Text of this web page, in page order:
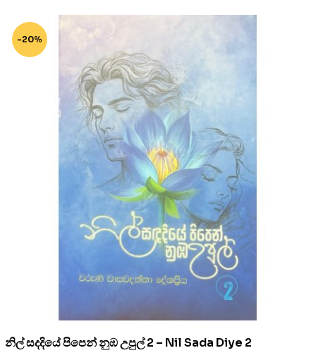
-20%
නිල් සදදියේ පිපෙන් නුඹ උපුල් 2 – Nil Sada Diye 2